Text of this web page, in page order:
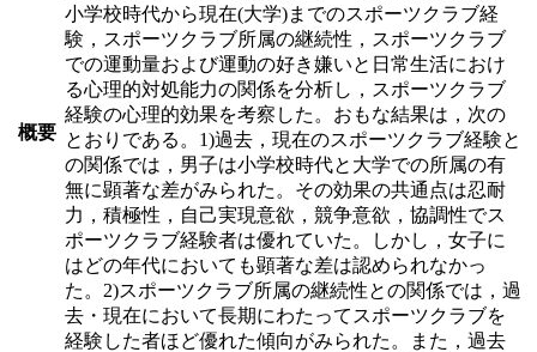
概要
小学校時代から現在(大学)までのスポーツクラブ経
験，スポーツクラブ所属の継続性，スポーツクラブ
での運動量および運動の好き嫌いと日常生活におけ
る心理的対処能力の関係を分析し，スポーツクラブ
経験の心理的効果を考察した。おもな結果は，次の
とおりである。1)過去，現在のスポーツクラブ経験と
の関係では，男子は小学校時代と大学での所属の有
無に顕著な差がみられた。その効果の共通点は忍耐
力，積極性，自己実現意欲，競争意欲，協調性でス
ポーツクラブ経験者は優れていた。しかし，女子に
はどの年代においても顕著な差は認められなかっ
た。2)スポーツクラブ所属の継続性との関係では，過
去・現在において長期にわたってスポーツクラブを
経験した者ほど優れた傾向がみられた。また，過去